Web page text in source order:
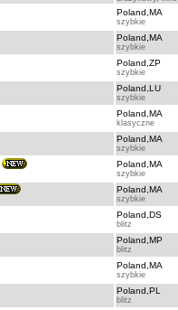
Poland,MA
szybkie
Poland,MA
szybkie
Poland,ZP
szybkie
Poland,LU
szybkie
Poland,MA
klasyczne
Poland,MA
szybkie
Poland,MA
szybkie
Poland,MA
szybkie
Poland,DS
blitz
Poland,MP
blitz
Poland,MA
szybkie
Poland,PL
blitz